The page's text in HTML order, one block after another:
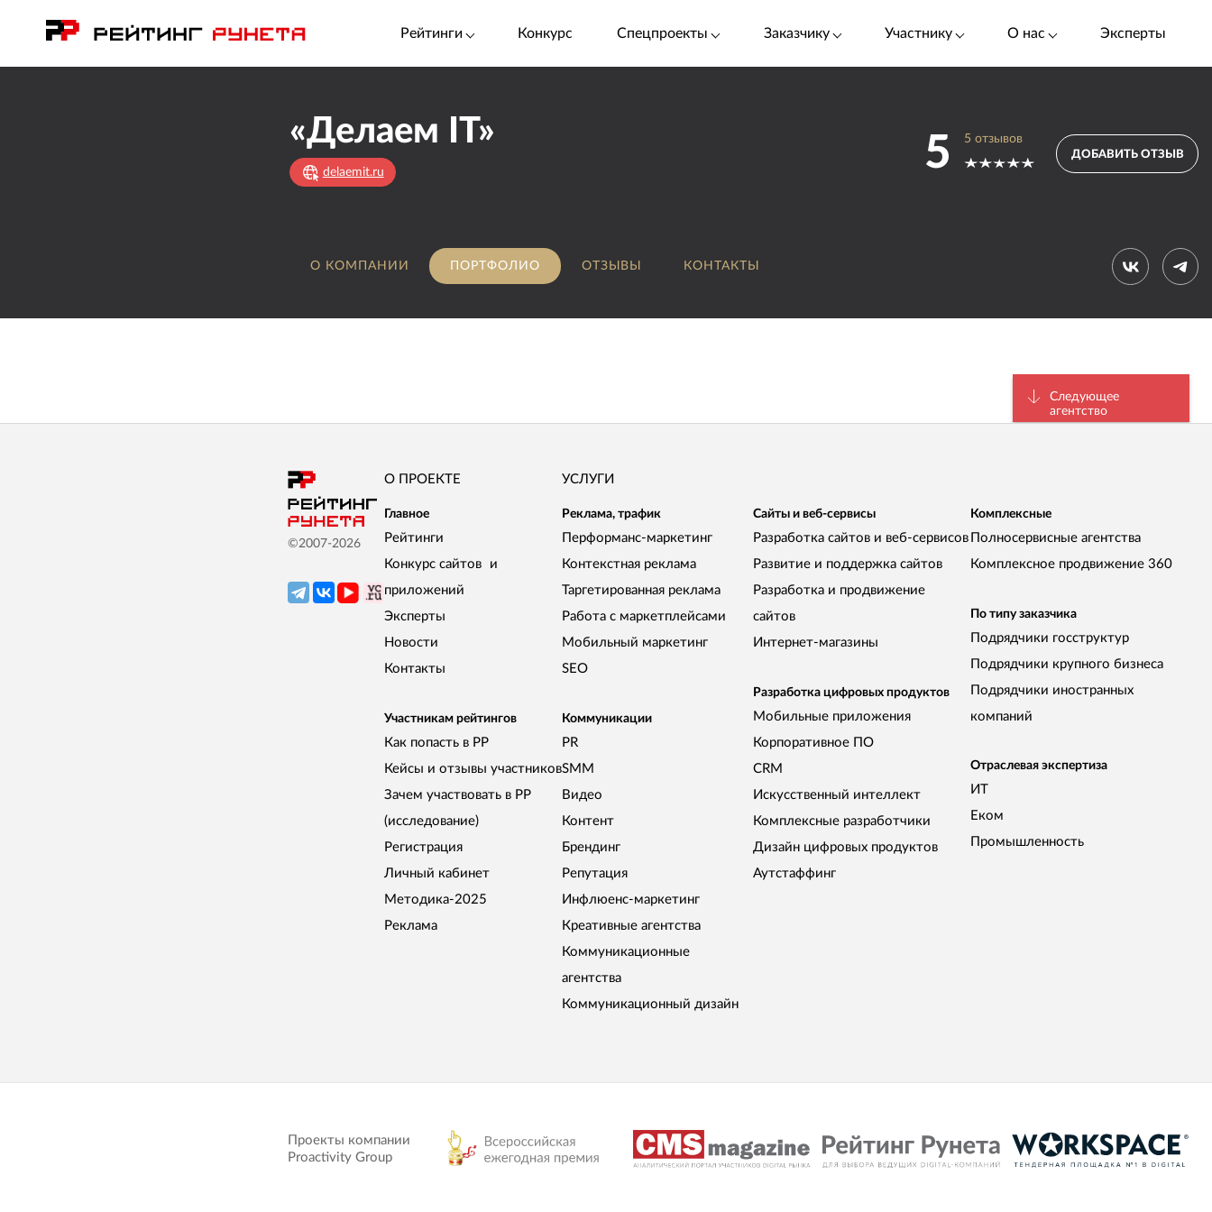
Рейтинги Конкурс Спецпроекты Заказчику Участнику О нас Эксперты
«Делаем IT»
delaemit.ru 5 5 отзывов
ДОБАВИТЬ ОТЗЫВ
О КОМПАНИИ ПОРТФОЛИО ОТЗЫВЫ КОНТАКТЫ
Следующее
агентство
©2007-2026
О ПРОЕКТЕ
Главное
Рейтинги
Конкурс сайтов и
приложений
Эксперты
Новости
Контакты
Участникам рейтингов
Как попасть в РР
Кейсы и отзывы участников
Зачем участвовать в РР
(исследование)
Регистрация
Личный кабинет
Методика-2025
Реклама
УСЛУГИ
Реклама, трафик
Перформанс-маркетинг
Контекстная реклама
Таргетированная реклама
Работа с маркетплейсами
Мобильный маркетинг
SEO
Коммуникации
PR
SMM
Видео
Контент
Брендинг
Репутация
Инфлюенс-маркетинг
Креативные агентства
Коммуникационные
агентства
Коммуникационный дизайн
Сайты и веб-сервисы
Разработка сайтов и веб-сервисов
Развитие и поддержка сайтов
Разработка и продвижение
сайтов
Интернет-магазины
Разработка цифровых продуктов
Мобильные приложения
Корпоративное ПО
CRM
Искусственный интеллект
Комплексные разработчики
Дизайн цифровых продуктов
Аутстаффинг
Комплексные
Полносервисные агентства
Комплексное продвижение 360
По типу заказчика
Подрядчики госструктур
Подрядчики крупного бизнеса
Подрядчики иностранных
компаний
Отраслевая экспертиза
ИТ
Еком
Промышленность
Проекты компании
Proactivity Group